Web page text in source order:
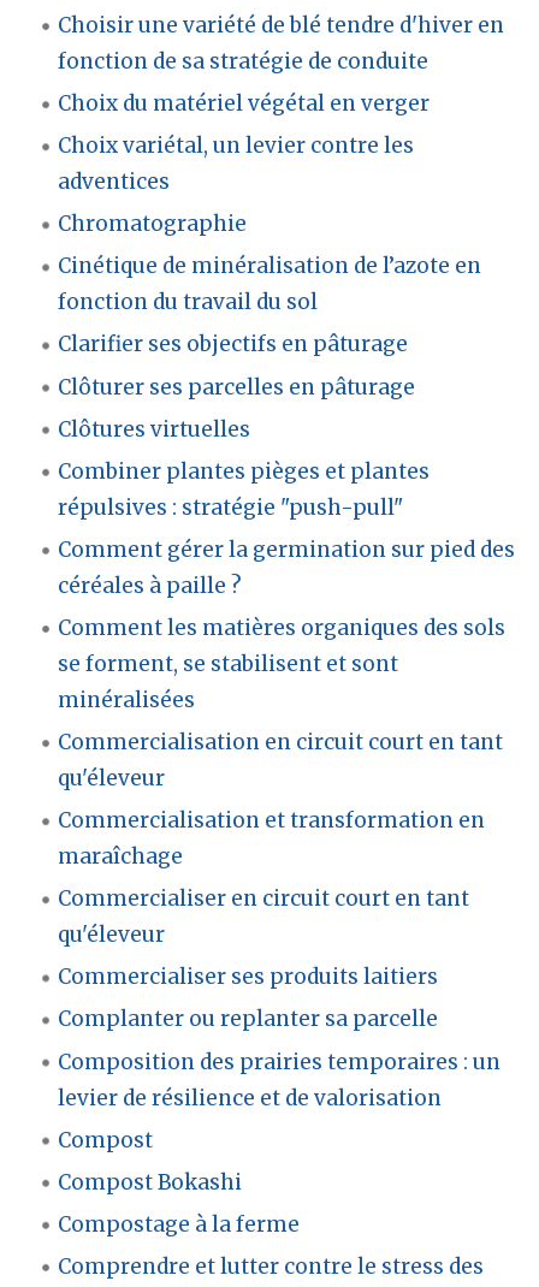
Choisir une variété de blé tendre d'hiver en
fonction de sa stratégie de conduite
Choix du matériel végétal en verger
Choix variétal, un levier contre les
adventices
Chromatographie
Cinétique de minéralisation de l’azote en
fonction du travail du sol
Clarifier ses objectifs en pâturage
Clôturer ses parcelles en pâturage
Clôtures virtuelles
Combiner plantes pièges et plantes
répulsives : stratégie "push-pull"
Comment gérer la germination sur pied des
céréales à paille ?
Comment les matières organiques des sols
se forment, se stabilisent et sont
minéralisées
Commercialisation en circuit court en tant
qu'éleveur
Commercialisation et transformation en
maraîchage
Commercialiser en circuit court en tant
qu'éleveur
Commercialiser ses produits laitiers
Complanter ou replanter sa parcelle
Composition des prairies temporaires : un
levier de résilience et de valorisation
Compost
Compost Bokashi
Compostage à la ferme
Comprendre et lutter contre le stress des